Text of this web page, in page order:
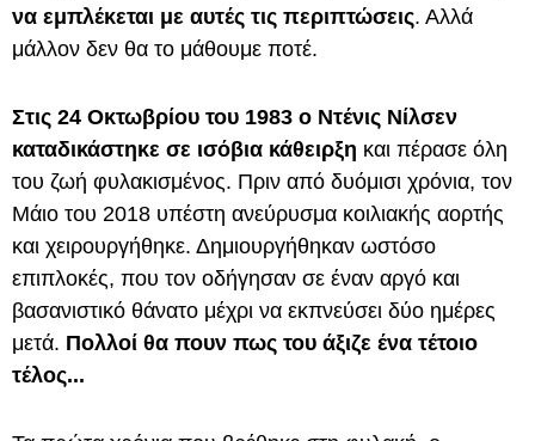
να εμπλέκεται με αυτές τις περιπτώσεις. Αλλά
μάλλον δεν θα το μάθουμε ποτέ.
Στις 24 Οκτωβρίου του 1983 ο Ντένις Νίλσεν
καταδικάστηκε σε ισόβια κάθειρξη και πέρασε όλη
του ζωή φυλακισμένος. Πριν από δυόμισι χρόνια, τον
Μάιο του 2018 υπέστη ανεύρυσμα κοιλιακής αορτής
και χειρουργήθηκε. Δημιουργήθηκαν ωστόσο
επιπλοκές, που τον οδήγησαν σε έναν αργό και
βασανιστικό θάνατο μέχρι να εκπνεύσει δύο ημέρες
μετά. Πολλοί θα πουν πως του άξιζε ένα τέτοιο
τέλος...